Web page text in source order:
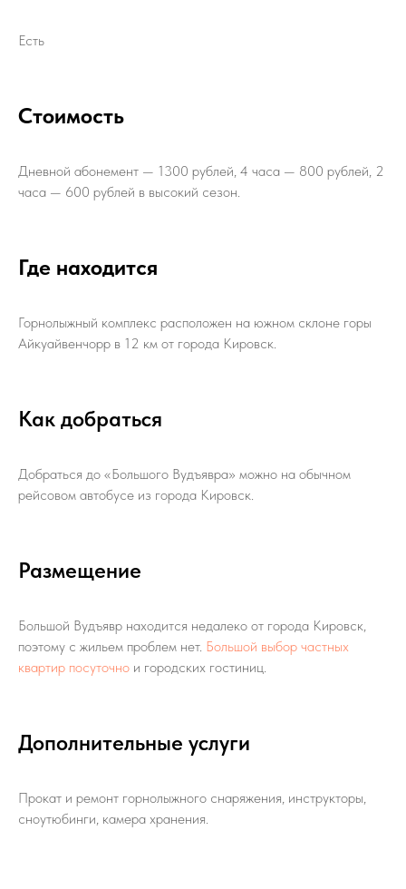
Есть
Стоимость
Дневной абонемент — 1300 рублей, 4 часа — 800 рублей, 2
часа — 600 рублей в высокий сезон.
Где находится
Горнолыжный комплекс расположен на южном склоне горы
Айкуайвенчорр в 12 км от города Кировск.
Как добраться
Добраться до «Большого Вудъявра» можно на обычном
рейсовом автобусе из города Кировск.
Размещение
Большой Вудъявр находится недалеко от города Кировск,
поэтому с жильем проблем нет. Большой выбор частных
квартир посуточно и городских гостиниц.
Дополнительные услуги
Прокат и ремонт горнолыжного снаряжения, инструкторы,
сноутюбинги, камера хранения.